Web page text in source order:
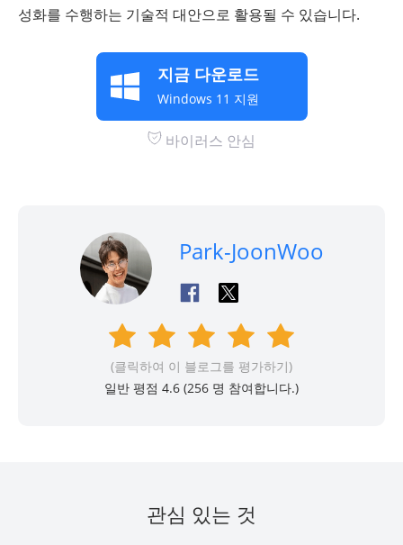
성화를 수행하는 기술적 대안으로 활용될 수 있습니다.
지금 다운로드
Windows 11 지원
바이러스 안심
Park-JoonWoo
(클릭하여 이 블로그를 평가하기)
일반 평점 4.6 (256 명 참여합니다.)
관심 있는 것